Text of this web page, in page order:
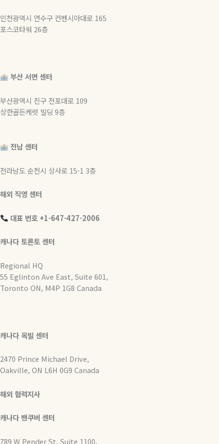
인천광역시 연수구 컨벤시아대로 165
포스코타워 26층
부산 서면 센터
부산광역시 진구 전포대로 109
상한골든케럿 빌딩 9층
전남 센터
전라남도 순천시 상사로 15-1 3층
해외 직영 센터
대표 번호 +1-647-427-2006
캐나다 토론토 센터
Regional HQ
55 Eglinton Ave East, Suite 601,
Toronto ON, M4P 1G8 Canada
캐나다 옥빌 센터
2470 Prince Michael Drive,
Oakville, ON L6H 0G9 Canada
해외 협력지사
캐나다 밴쿠버 센터
789 W Pender St, Suite 1100,